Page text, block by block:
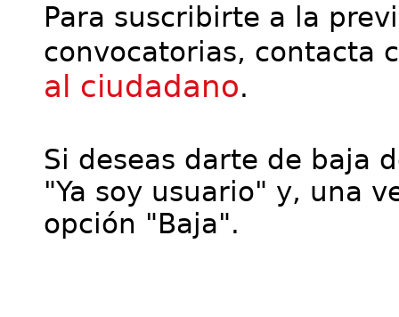
Para suscribirte a la
convocatorias, contacta
al ciudadano.
Si deseas darte de baja
"Ya soy usuario" y, una
opción "Baja".